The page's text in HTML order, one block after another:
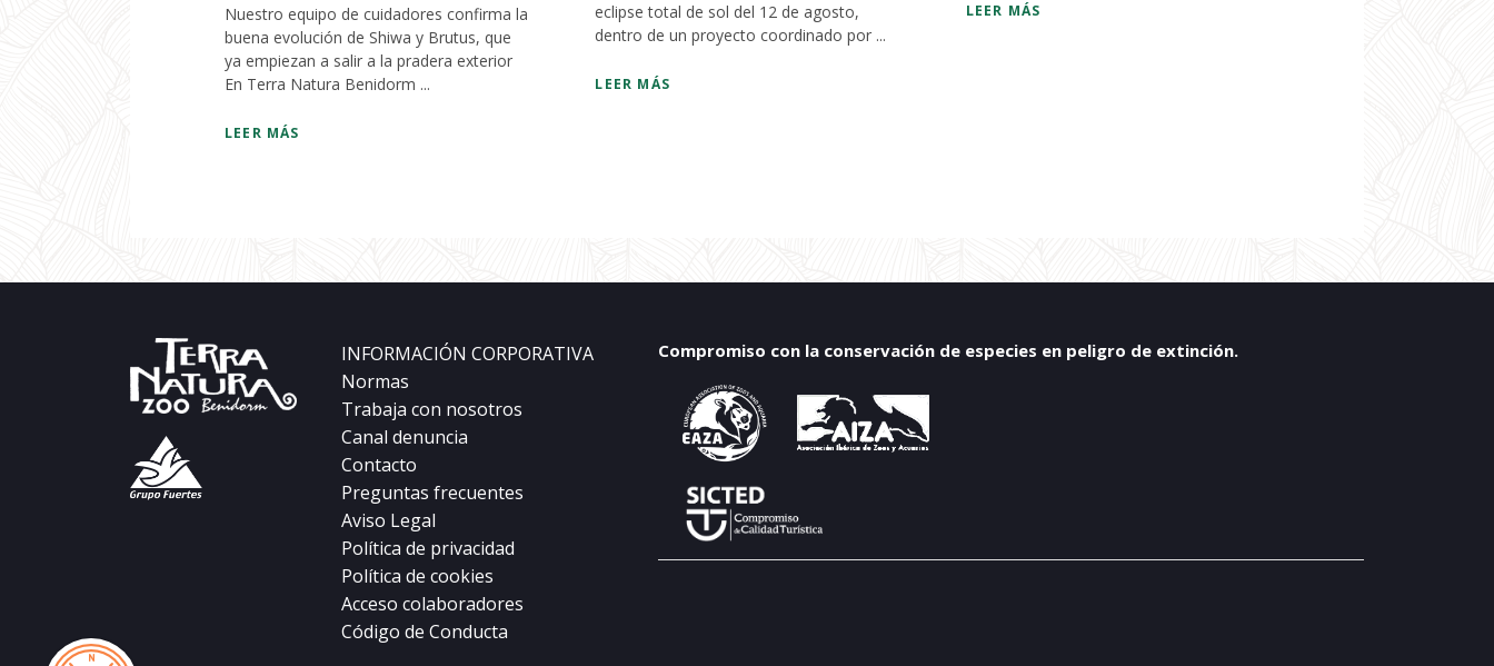
Nuestro equipo de cuidadores confirma la
buena evolución de Shiwa y Brutus, que
ya empiezan a salir a la pradera exterior
En Terra Natura Benidorm ...
LEER MÁS
eclipse total de sol del 12 de agosto,
dentro de un proyecto coordinado por ...
LEER MÁS
LEER MÁS
INFORMACIÓN CORPORATIVA
Normas
Trabaja con nosotros
Canal denuncia
Contacto
Preguntas frecuentes
Aviso Legal
Política de privacidad
Política de cookies
Acceso colaboradores
Código de Conducta
Compromiso con la conservación de especies en peligro de extinción.